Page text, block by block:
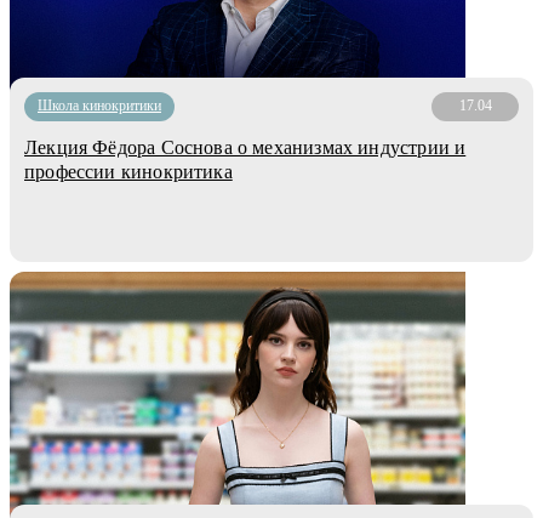
Школа кинокритики 17.04
Лекция Фёдора Соснова о механизмах индустрии и
профессии кинокритика